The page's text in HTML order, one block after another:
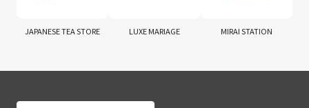
JAPANESE TEA STORE LUXE MARIAGE MIRAI STATION